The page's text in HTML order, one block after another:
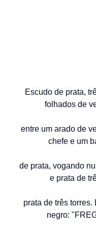
Escudo de prata,
folhados de
entre um arado de
chefe e um
de prata, vogando
e prata de
prata de três
negro: